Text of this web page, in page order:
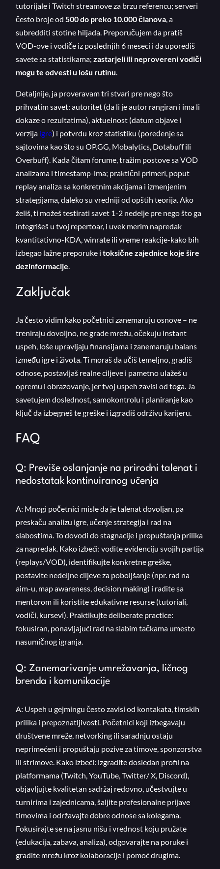
tutorijale i Twitch streamove za brzu referencu; serveri
često broje od 500 do preko 10.000 članova, a
subredditi stotine hiljada. Preporučujem da pratiš
VOD-ove i vodiče iz poslednjih 6 meseci i da uporediš
savete sa statistikama; zastarjeli ili neprovereni vodiči
mogu te odvesti u lošu rutinu.
Detaljnije, ja proveravam tri stvari pre nego što
prihvatim savet: autoritet (da li je autor rangiran i ima li
dokaze o rezultatima), aktuelnost (datum objave i
verzija igre) i potvrdu kroz statistiku (poređenje sa
sajtovima kao što su OP.GG, Mobalytics, Dotabuff ili
Overbuff). Kada čitam forume, tražim postove sa VOD
analizama i timestamp-ima; praktični primeri, poput
replay analiza sa konkretnim akcijama i izmenjenim
strategijama, daleko su vredniji od opštih teorija. Ako
želiš, ti možeš testirati savet 1-2 nedelje pre nego što ga
integrišeš u tvoj repertoar, i uvek merim napredak
kvantitativno-KDA, winrate ili vreme reakcije-kako bih
izbegao lažne preporuke i toksične zajednice koje šire
dezinformacije.
Zaključak
Ja često vidim kako početnici zanemaruju osnove – ne
treniraju dovoljno, ne grade mrežu, očekuju instant
uspeh, loše upravljaju finansijama i zanemaruju balans
između igre i života. Ti moraš da učiš temeljno, gradiš
odnose, postavljaš realne ciljeve i pametno ulažeš u
opremu i obrazovanje, jer tvoj uspeh zavisi od toga. Ja
savetujem doslednost, samokontrolu i planiranje kao
ključ da izbegneš te greške i izgradiš održivu karijeru.
FAQ
Q: Previše oslanjanje na prirodni talenat i
nedostatak kontinuiranog učenja
A: Mnogi početnici misle da je talenat dovoljan, pa
preskaču analizu igre, učenje strategija i rad na
slabostima. To dovodi do stagnacije i propuštanja prilika
za napredak. Kako izbeći: vodite evidenciju svojih partija
(replays/VOD), identifikujte konkretne greške,
postavite nedeljne ciljeve za poboljšanje (npr. rad na
aim-u, map awareness, decision making) i radite sa
mentorom ili koristite edukativne resurse (tutoriali,
vodiči, kursevi). Praktikujte deliberate practice:
fokusiran, ponavljajući rad na slabim tačkama umesto
nasumičnog igranja.
Q: Zanemarivanje umrežavanja, ličnog
brenda i komunikacije
A: Uspeh u gejmingu često zavisi od kontakata, timskih
prilika i prepoznatljivosti. Početnici koji izbegavaju
društvene mreže, netvorking ili saradnju ostaju
neprimećeni i propuštaju pozive za timove, sponzorstva
ili strimove. Kako izbeći: izgradite dosledan profil na
platformama (Twitch, YouTube, Twitter/ X, Discord),
objavljujte kvalitetan sadržaj redovno, učestvujte u
turnirima i zajednicama, šaljite profesionalne prijave
timovima i održavajte dobre odnose sa kolegama.
Fokusirajte se na jasnu nišu i vrednost koju pružate
(edukacija, zabava, analiza), odgovarajte na poruke i
gradite mrežu kroz kolaboracije i pomoć drugima.